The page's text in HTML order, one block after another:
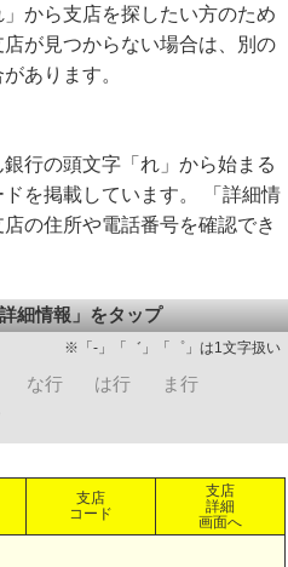
から支店を探したい方のため
が見つからない場合は、別の
あります。
行の頭文字「れ」から始まる
を掲載しています。 「詳細情
の住所や電話番号を確認でき
細情報」をタップ
※「-」「゛」「゜」は1文字扱い
な行 は行
ま行
支店
コード
支店
詳細
画面へ